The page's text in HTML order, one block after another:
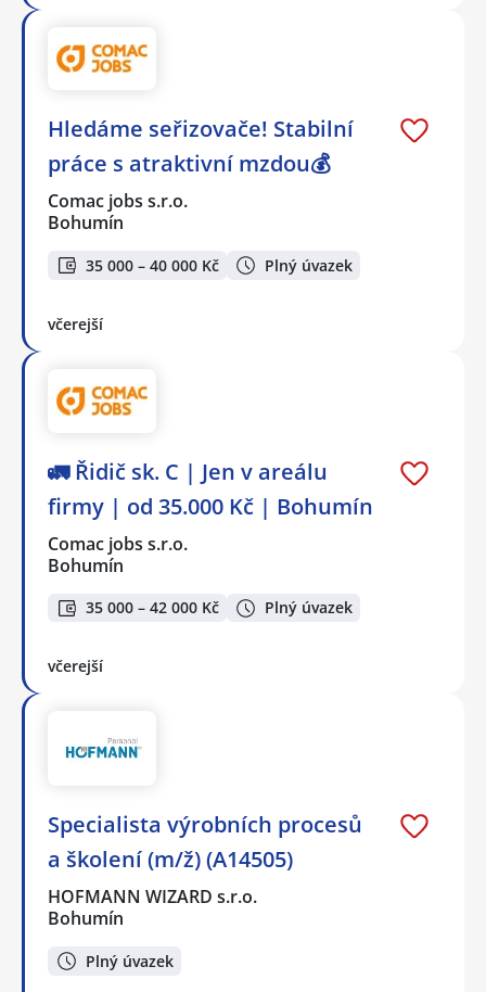
Hledáme seřizovače! Stabilní
práce s atraktivní mzdou💰
Comac jobs s.r.o.
Bohumín
35 000 – 40 000 Kč Plný úvazek
včerejší
🚛 Řidič sk. C | Jen v areálu
firmy | od 35.000 Kč | Bohumín
Comac jobs s.r.o.
Bohumín
35 000 – 42 000 Kč Plný úvazek
včerejší
Specialista výrobních procesů
a školení (m/ž) (A14505)
HOFMANN WIZARD s.r.o.
Bohumín
Plný úvazek